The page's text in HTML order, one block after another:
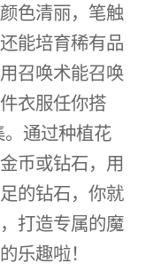
色清丽，笔触
能培育稀有品
召唤术能召唤
衣服任你搭
通过种植花
币或钻石，用
的钻石，你就
打造专属的魔
乐趣啦！